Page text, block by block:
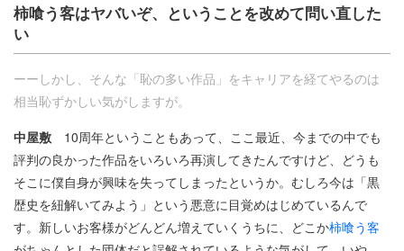
柿喰う客はヤバいぞ、ということを改めて問い直した
い
ーーしかし、そんな「恥の多い作品」をキャリアを経てやるのは
相当恥ずかしい気がしますが。
中屋敷 10周年ということもあって、ここ最近、今までの中でも
評判の良かった作品をいろいろ再演してきたんですけど、どうも
そこに僕自身が興味を失ってしまったというか。むしろ今は「黒
歴史を紐解いてみよう」という悪意に目覚めはじめているんで
す。新しいお客様がどんどん増えていくうちに、どこか柿喰う客